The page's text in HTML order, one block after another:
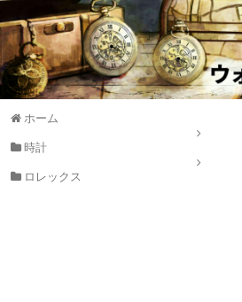
ホーム
時計
ロレックス